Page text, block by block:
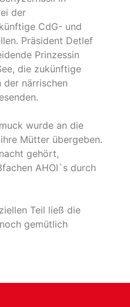
der
CdG- und
Präsident Detlef
Prinzessin
die zukünftige
der närrischen
wurde an die
Mütter übergeben.
gehört,
AHOI`s durch
Teil ließ die
gemütlich